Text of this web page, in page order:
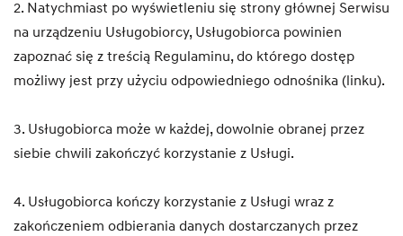
2. Natychmiast po wyświetleniu się strony głównej Serwisu
na urządzeniu Usługobiorcy, Usługobiorca powinien
zapoznać się z treścią Regulaminu, do którego dostęp
możliwy jest przy użyciu odpowiedniego odnośnika (linku).
3. Usługobiorca może w każdej, dowolnie obranej przez
siebie chwili zakończyć korzystanie z Usługi.
4. Usługobiorca kończy korzystanie z Usługi wraz z
zakończeniem odbierania danych dostarczanych przez